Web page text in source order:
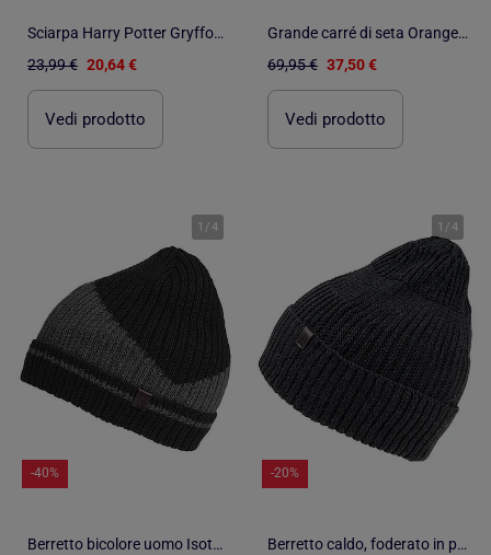
Sciarpa Harry Potter Gryffondor Taglia unica
23,99 € 20,64 €
Vedi prodotto
Grande carré di seta Orange Red Zoe
69,95 € 37,50 €
Vedi prodotto
1 /4
-40%
Berretto bicolore uomo Isotoner
1 /4
-20%
Berretto caldo, foderato in pile riciclato uomo Isotoner